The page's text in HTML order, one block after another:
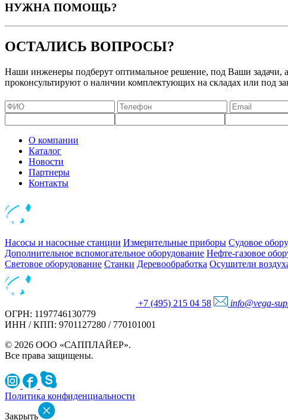
НУЖНА ПОМОЩЬ?
ОСТАЛИСЬ ВОПРОСЫ?
Наши инженеры подберут оптимальное решение, под Ваши задачи,
проконсультируют о наличии комплектующих на складах или под
О компании
Каталог
Новости
Партнеры
Контакты
Насосы и насосные станции Измерительные приборы Судовое
Дополнительное вспомогательное оборудование Нефте-газовое
Световое оборудование Станки Деревообработка Осушители
+7 (495) 215 04 58 info@vega-
ОГРН: 1197746130779
ИНН / КПП: 9701127280 / 770101001
© 2026 ООО «САППЛАЙЕР».
Все права защищены.
Политика конфиденциальности
Закрыть